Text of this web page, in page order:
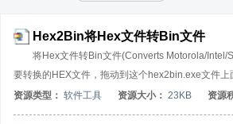
Hex2Bin将Hex文件转Bin文件
将Hex文件转Bin文件(Converts Motorola/Intel/
要转换的HEX文件，拖动到这个hex2bin.exe文件
资源类型： 软件工具 资源大小： 23KB 资源